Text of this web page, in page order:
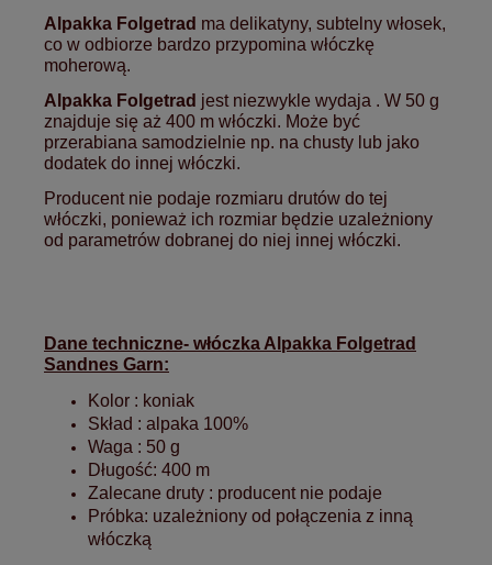
Alpakka Folgetrad ma delikatyny, subtelny włosek,
co w odbiorze bardzo przypomina włóczkę
moherową.
Alpakka Folgetrad jest niezwykle wydaja . W 50 g
znajduje się aż 400 m włóczki. Może być
przerabiana samodzielnie np. na chusty lub jako
dodatek do innej włóczki.
Producent nie podaje rozmiaru drutów do tej
włóczki, ponieważ ich rozmiar będzie uzależniony
od parametrów dobranej do niej innej włóczki.
Dane techniczne- włóczka Alpakka Folgetrad
Sandnes Garn:
Kolor : koniak
Skład : alpaka 100%
Waga : 50 g
Długość: 400 m
Zalecane druty : producent nie podaje
Próbka: uzależniony od połączenia z inną
włóczką